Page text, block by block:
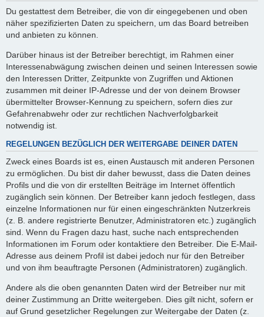
Du gestattest dem Betreiber, die von dir eingegebenen und oben
näher spezifizierten Daten zu speichern, um das Board betreiben
und anbieten zu können.
Darüber hinaus ist der Betreiber berechtigt, im Rahmen einer
Interessenabwägung zwischen deinen und seinen Interessen sowie
den Interessen Dritter, Zeitpunkte von Zugriffen und Aktionen
zusammen mit deiner IP-Adresse und der von deinem Browser
übermittelter Browser-Kennung zu speichern, sofern dies zur
Gefahrenabwehr oder zur rechtlichen Nachverfolgbarkeit
notwendig ist.
REGELUNGEN BEZÜGLICH DER WEITERGABE DEINER DATEN
Zweck eines Boards ist es, einen Austausch mit anderen Personen
zu ermöglichen. Du bist dir daher bewusst, dass die Daten deines
Profils und die von dir erstellten Beiträge im Internet öffentlich
zugänglich sein können. Der Betreiber kann jedoch festlegen, dass
einzelne Informationen nur für einen eingeschränkten Nutzerkreis
(z. B. andere registrierte Benutzer, Administratoren etc.) zugänglich
sind. Wenn du Fragen dazu hast, suche nach entsprechenden
Informationen im Forum oder kontaktiere den Betreiber. Die E-Mail-
Adresse aus deinem Profil ist dabei jedoch nur für den Betreiber
und von ihm beauftragte Personen (Administratoren) zugänglich.
Andere als die oben genannten Daten wird der Betreiber nur mit
deiner Zustimmung an Dritte weitergeben. Dies gilt nicht, sofern er
auf Grund gesetzlicher Regelungen zur Weitergabe der Daten (z.